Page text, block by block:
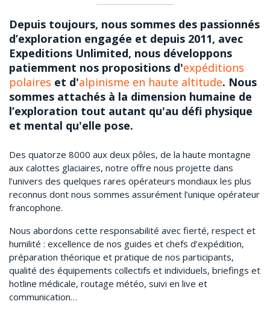
Depuis toujours, nous sommes des passionnés
d’exploration engagée et depuis 2011, avec
Expeditions Unlimited, nous développons
patiemment nos propositions d'expéditions
polaires et d'alpinisme en haute altitude. Nous
sommes attachés à la dimension humaine de
l’exploration tout autant qu'au défi physique
et mental qu'elle pose.
Des quatorze 8000 aux deux pôles, de la haute montagne
aux calottes glaciaires, notre offre nous projette dans
l’univers des quelques rares opérateurs mondiaux les plus
reconnus dont nous sommes assurément l’unique opérateur
francophone.
Nous abordons cette responsabilité avec fierté, respect et
humilité : excellence de nos guides et chefs d’expédition,
préparation théorique et pratique de nos participants,
qualité des équipements collectifs et individuels, briefings et
hotline médicale, routage météo, suivi en live et
communication…